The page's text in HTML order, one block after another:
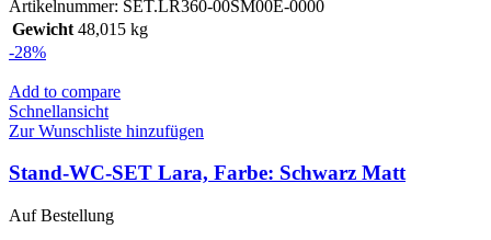
war:
€ 476,00
ist:
€ 343,90.
Artikelnummer: SET.LR360-00SM00E-0000
Gewicht 48,015 kg
-28%
Add to compare
Schnellansicht
Zur Wunschliste hinzufügen
Stand-WC-SET Lara, Farbe: Schwarz Matt
Auf Bestellung